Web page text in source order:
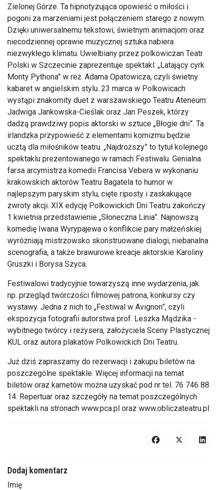
Zielonej Górze. Ta hipnotyzująca opowieść o miłości i
pogoni za marzeniami jest połączeniem starego z nowym.
Dzięki uniwersalnemu tekstowi, świetnym animacjom oraz
niecodziennej oprawie muzycznej sztuka nabiera
niezwykłego klimatu. Uwielbiany przez polkowiczan Teatr
Polski w Szczecinie zaprezentuje spektakl: „Latający cyrk
Monty Pythona” w reż. Adama Opatowicza, czyli świetny
kabaret w angielskim stylu. 23 marca w Polkowicach
wystąpi znakomity duet z warszawskiego Teatru Ateneum:
Jadwiga Jankowska-Cieślak oraz Jan Peszek, którzy
dadzą prawdziwy popis aktorski w sztuce „Błogie dni”. Ta
irlandzka przypowieść z elementami komizmu będzie
ucztą dla miłośników teatru. „Najdroższy” to tytuł kolejnego
spektaklu prezentowanego w ramach Festiwalu. Genialna
farsa arcymistrza komedii Francisa Vebera w wykonaniu
krakowskich aktorów Teatru Bagatela to humor w
najlepszym paryskim stylu, cięte riposty i zaskakujące
zwroty akcji. XIX edycję Polkowickich Dni Teatru zakończy
1 kwietnia przedstawienie „Słoneczna Linia”. Najnowszą
komedię Iwana Wyrypajewa o konflikcie pary małżeńskiej
wyróżniają mistrzowsko skonstruowane dialogi, niebanalna
scenografia, a także brawurowe kreacje aktorskie Karoliny
Gruszki i Borysa Szyca.
Festiwalowi tradycyjnie towarzyszą inne wydarzenia, jak.
np. przegląd twórczości filmowej patrona, konkursy czy
wystawy. Jedna z nich to „Festiwal w Avignon”, czyli
ekspozycja fotografii autorstwa prof. Leszka Mądzika -
wybitnego twórcy i reżysera, założyciela Sceny Plastycznej
KUL oraz autora plakatów Polkowickich Dni Teatru.
Już dziś zapraszamy do rezerwacji i zakupu biletów na
poszczególne spektakle. Więcej informacji na temat
biletów oraz karnetów można uzyskać pod nr tel. 76 746 88
14. Repertuar oraz szczegóły na temat poszczególnych
spektakli na stronach www.pca.pl oraz www.obliczateatru.pl
Dodaj komentarz
Imię